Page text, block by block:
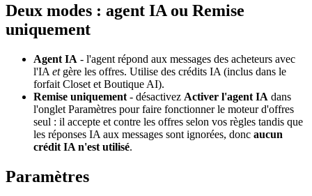
Deux modes : agent IA ou Remise
uniquement
Agent IA - l'agent répond aux messages des acheteurs avec
l'IA etgère les offres. Utilise des crédits IA (inclus dans le
forfait Closet et Boutique AI).
Remise uniquement - désactivez Activer l'agent IA dans
l'onglet Paramètres pour faire fonctionner le moteur d'offres
seul : il accepte et contre les offres selon vos règles tandis que
les réponses IA aux messages sont ignorées, donc aucun
crédit IA n'est utilisé.
Paramètres